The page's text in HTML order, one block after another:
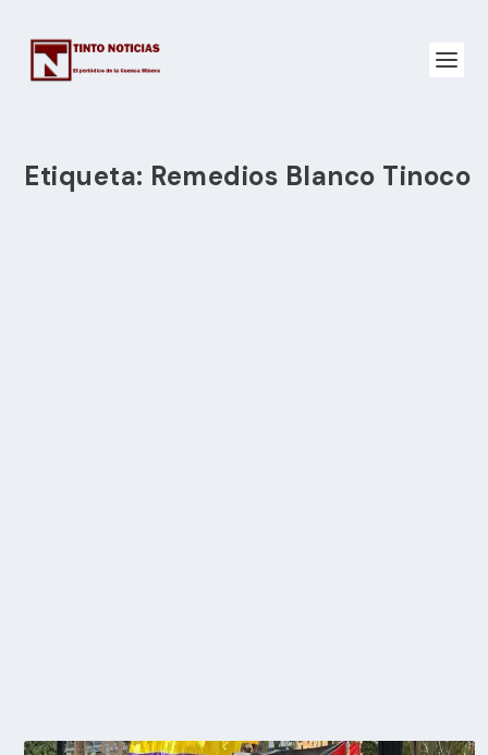
Etiqueta: Remedios Blanco Tinoco